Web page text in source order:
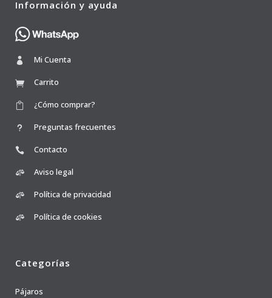
Información y ayuda
Mi Cuenta
Carrito
¿Cómo comprar?
Preguntas frecuentes
Contacto
Aviso legal
Política de privacidad
Política de cookies
Categorías
Pájaros